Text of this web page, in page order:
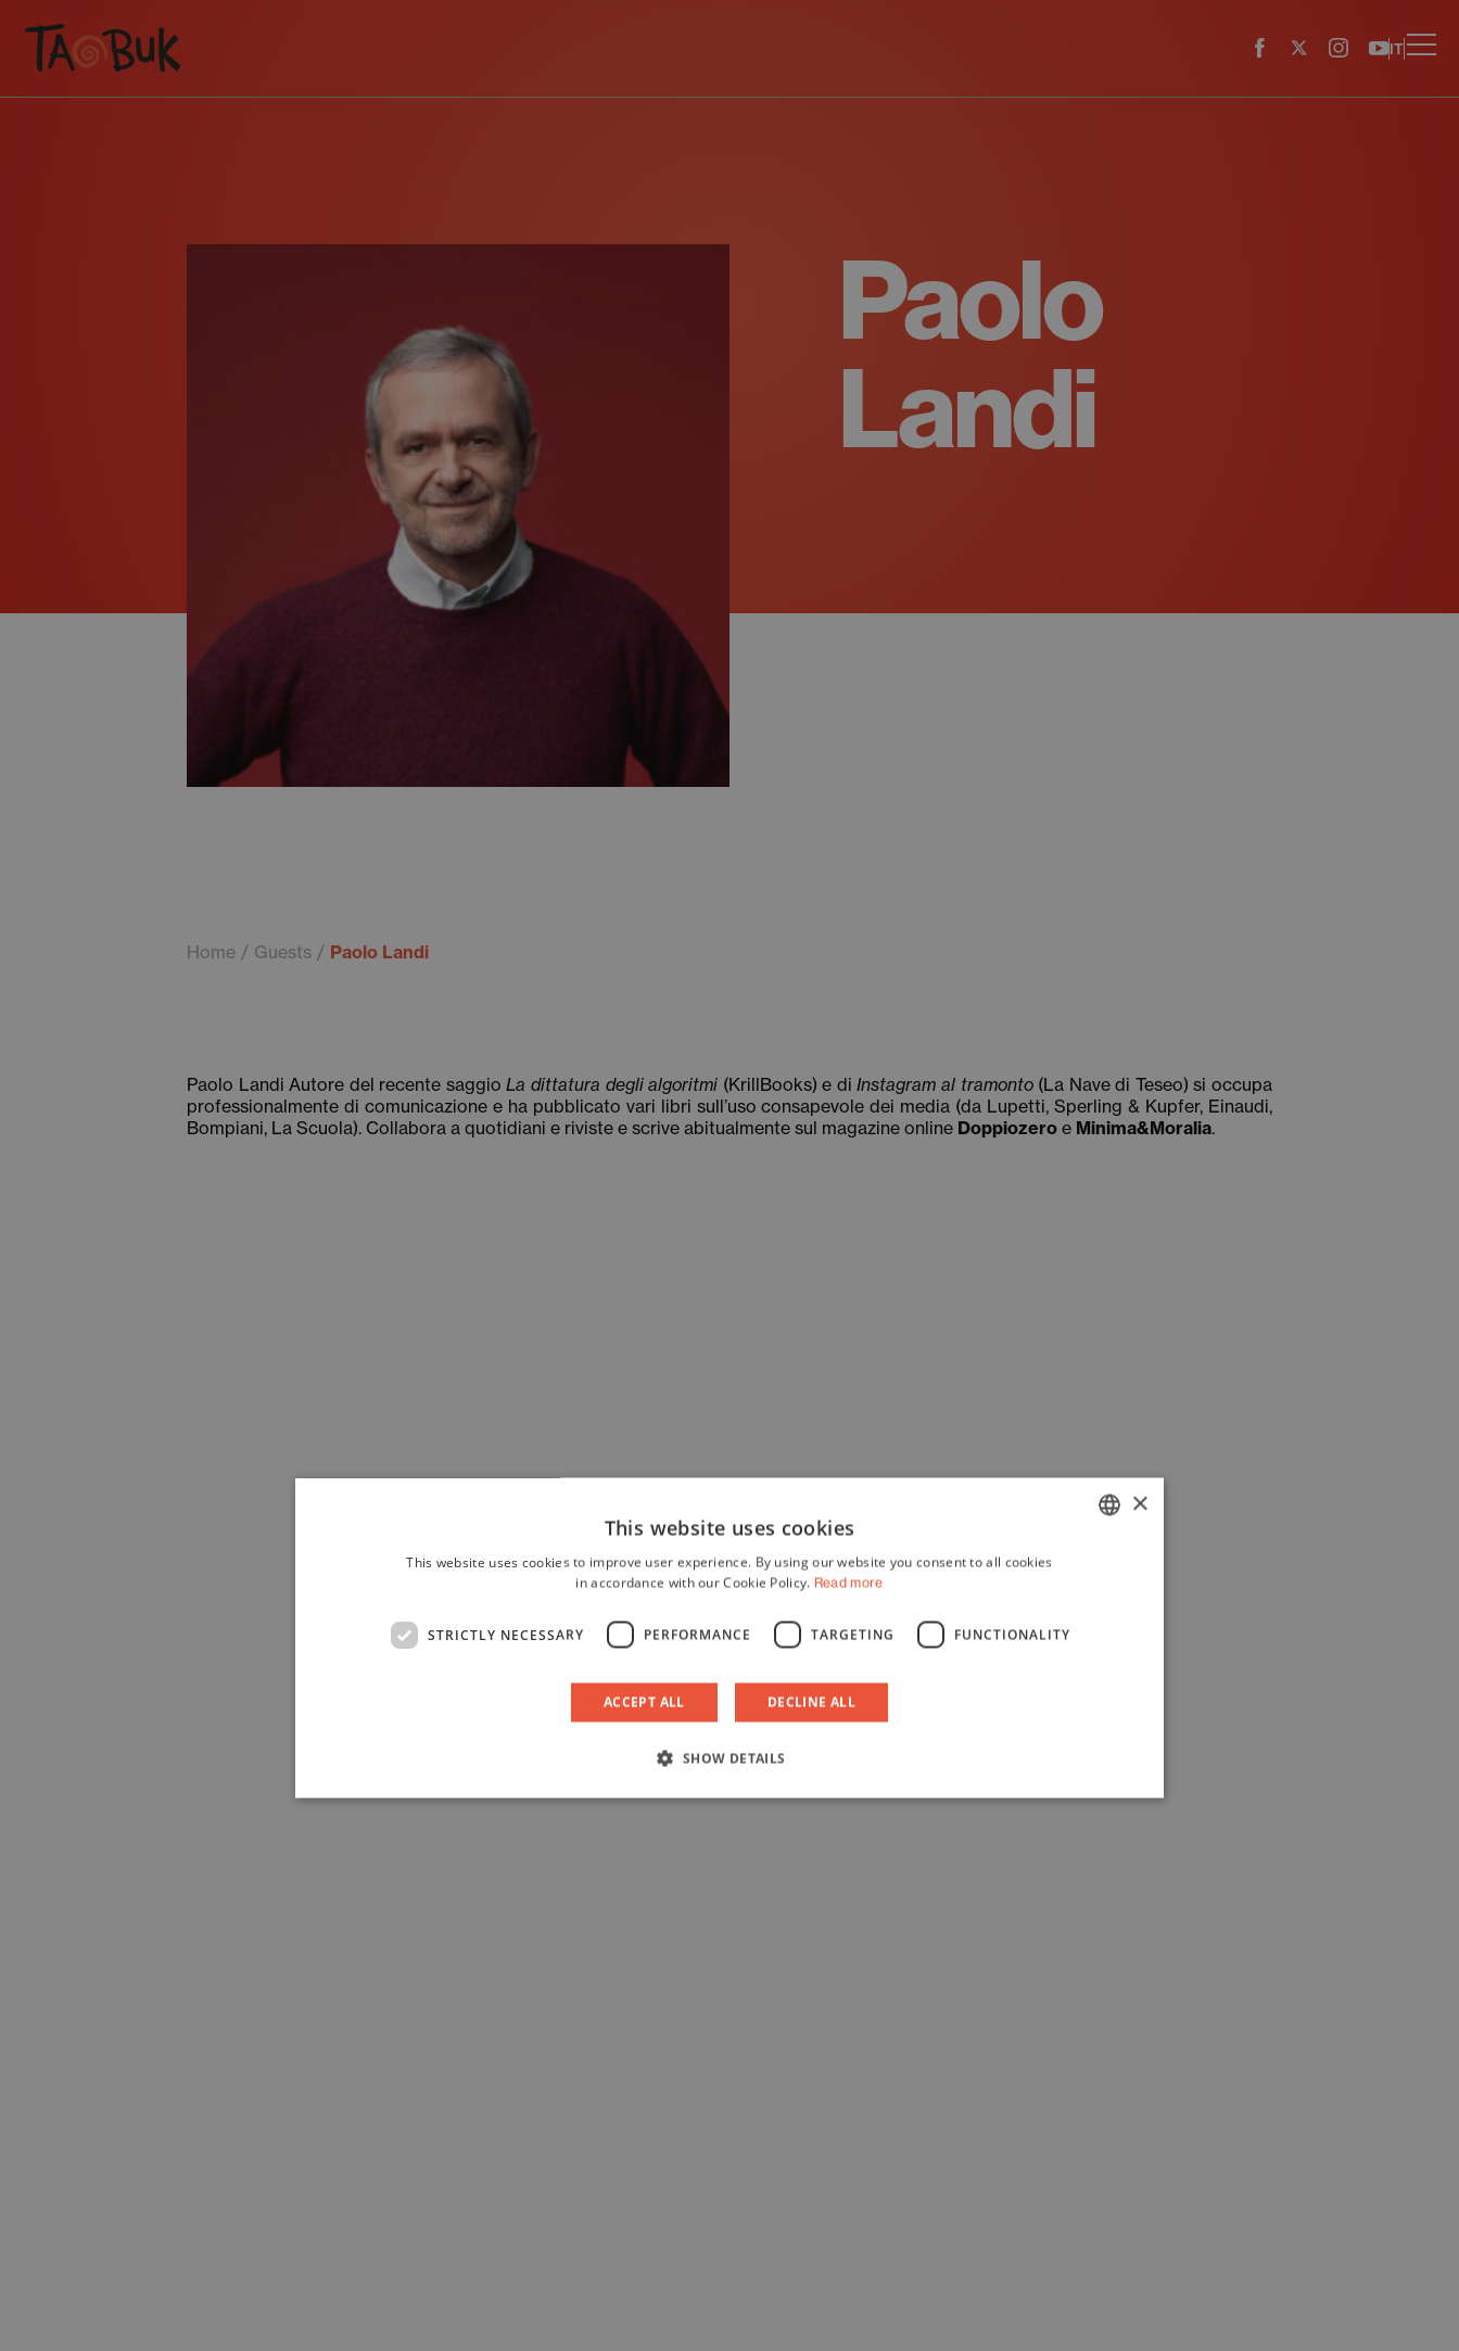
IT
Paolo
Landi
Home Guests Paolo Landi
Paolo Landi Autore del recente saggioLa dittatura degli algoritmi (KrillBooks) e diInstagram al tramonto(La Nave di Teseo) si occupa
professionalmente di comunicazione e ha pubblicato vari libri sull’uso consapevole dei media (da Lupetti, Sperling & Kupfer, Einaudi,
Bompiani, La Scuola). Collabora a quotidiani e riviste e scrive abitualmente sul magazine online Doppiozero e Minima&Moralia.
×
This website uses cookies
This website uses cookies to improve user experience. By using our website you consent to all cookies
in accordance with our Cookie Policy. Read more
STRICTLY NECESSARY PERFORMANCE TARGETING FUNCTIONALITY
ACCEPT ALL DECLINE ALL
SHOW DETAILS